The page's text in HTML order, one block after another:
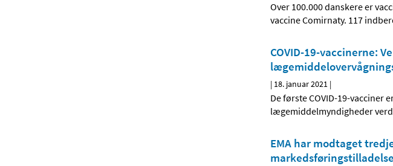
Over 100.000 danskere er
vaccine Comirnaty. 117
COVID-19-vaccinerne:
| 18. januar 2021 |
De første COVID-19-vacciner
lægemiddelmyndigheder
EMA har modtaget